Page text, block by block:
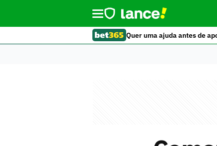
Quer uma ajuda antes de